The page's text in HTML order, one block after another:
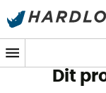
Dit